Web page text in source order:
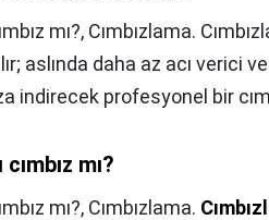
mı?, Cımbızlama.
aslında daha az acı
indirecek profesyonel bir
mı?
mı?, Cımbızlama.